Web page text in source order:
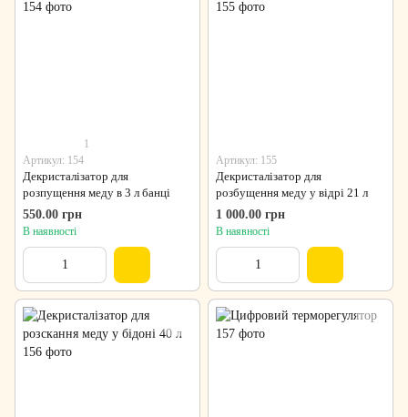
1
Артикул: 154
Декристалізатор для
розпущення меду в 3 л банці
550.00 грн
В наявності
Артикул: 155
Декристалізатор для
розбущення меду у відрі 21 л
1 000.00 грн
В наявності